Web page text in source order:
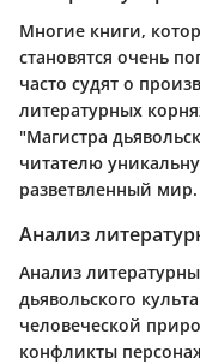
Многие книги,
становятся очень
часто судят о
литературных
"Магистра
читателю
разветвленный мир.
Анализ
Анализ
дьявольского
человеческой
конфликты